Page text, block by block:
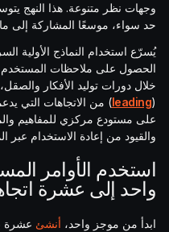
وجهات نظر متنوعة. هذا النهج
حد سواء، موسعًا المشاركة إلى ما
يُسرّع استخدام النماذج الأولية
الحصول على ملاحظات المستخدم
خلال دورات توليد الأفكار
(
leading) من الاتجاهات التي
على مستودع مركزي للمفاهيم
والقيود من إعادة الاستخدام عبر
استخدم الأوامر
واحد إلى عشرة
ابدأ من موجز واحد، أنشئ عشرة